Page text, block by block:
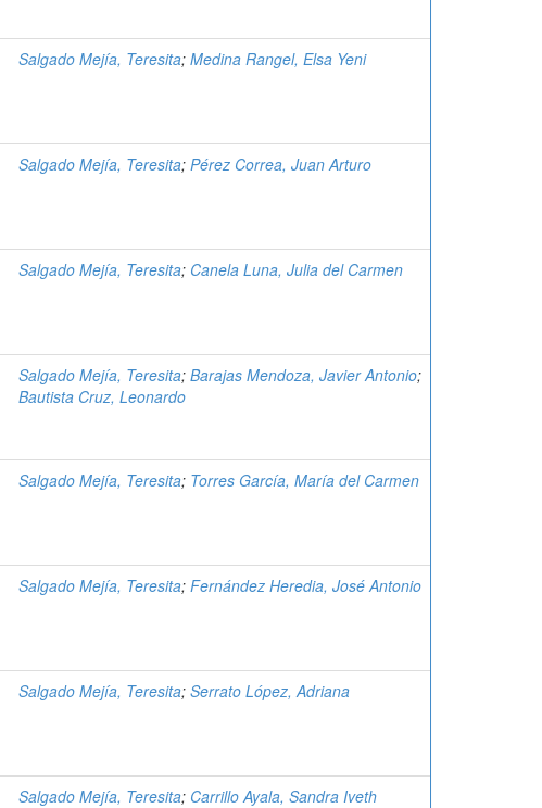
Salgado Mejía, Teresita; Medina Rangel, Elsa Yeni
Salgado Mejía, Teresita; Pérez Correa, Juan Arturo
Salgado Mejía, Teresita; Canela Luna, Julia del Carmen
Salgado Mejía, Teresita; Barajas Mendoza, Javier Antonio;
Bautista Cruz, Leonardo
Salgado Mejía, Teresita; Torres García, María del Carmen
Salgado Mejía, Teresita; Fernández Heredia, José Antonio
Salgado Mejía, Teresita; Serrato López, Adriana
Salgado Mejía, Teresita; Carrillo Ayala, Sandra Iveth